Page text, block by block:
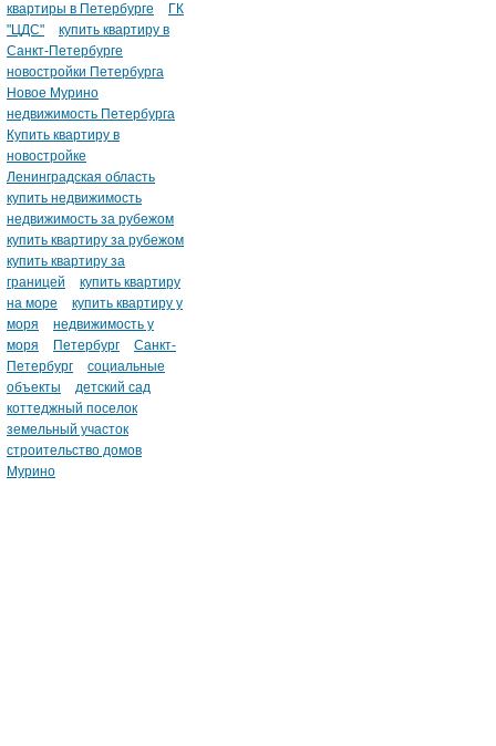
квартиры в Петербурге
ГК
"ЦДС"
купить квартиру в
Санкт-Петербурге
новостройки Петербурга
Новое Мурино
недвижимость Петербурга
Купить квартиру в
новостройке
Ленинградская область
купить недвижимость
недвижимость за рубежом
купить квартиру за рубежом
купить квартиру за
границей
купить квартиру
на море
купить квартиру у
моря
недвижимость у
моря
Петербург
Санкт-
Петербург
социальные
объекты
детский сад
коттеджный поселок
земельный участок
строительство домов
Мурино